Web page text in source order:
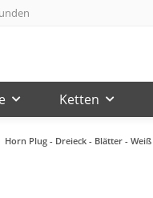
Ketten
Horn Plug - Dreieck - Blätter - Weiß